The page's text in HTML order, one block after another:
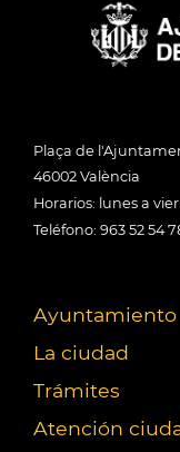
Plaça de
46002 València
Horarios: lunes a
Teléfono: 963 52 54
Ayuntamiento
La ciudad
Trámites
Atención